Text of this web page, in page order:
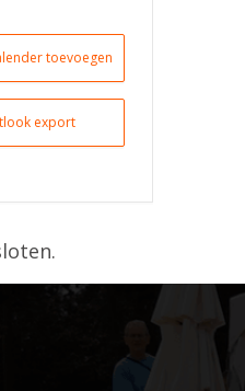
toevoegen
export